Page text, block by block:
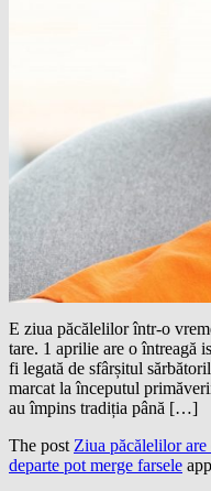
E ziua păcălelilor într-o
tare. 1 aprilie are o întreagă
fi legată de sfârșitul
marcat la începutul
au împins tradiția până […]
The post Ziua păcălelilor
departe pot merge farsele